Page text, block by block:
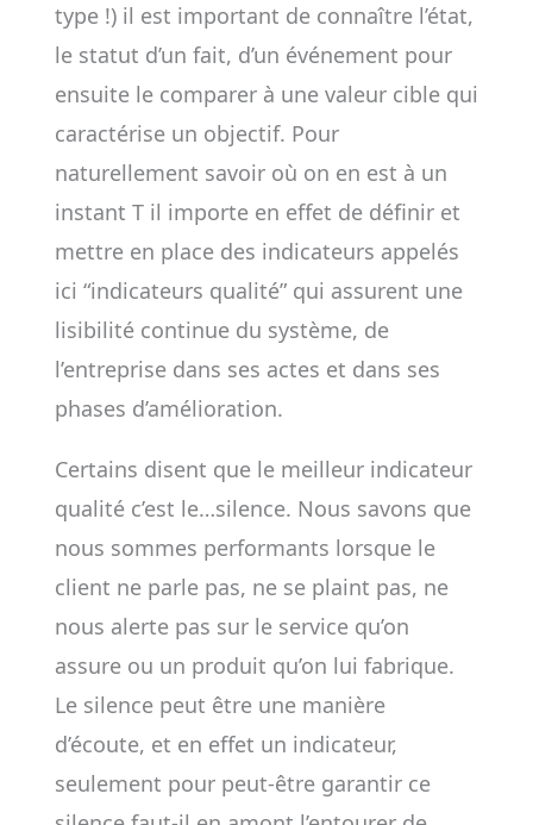
type !) il est important de connaître l’état,
le statut d’un fait, d’un événement pour
ensuite le comparer à une valeur cible qui
caractérise un objectif. Pour
naturellement savoir où on en est à un
instant T il importe en effet de définir et
mettre en place des indicateurs appelés
ici “indicateurs qualité” qui assurent une
lisibilité continue du système, de
l’entreprise dans ses actes et dans ses
phases d’amélioration.
Certains disent que le meilleur indicateur
qualité c’est le…silence. Nous savons que
nous sommes performants lorsque le
client ne parle pas, ne se plaint pas, ne
nous alerte pas sur le service qu’on
assure ou un produit qu’on lui fabrique.
Le silence peut être une manière
d’écoute, et en effet un indicateur,
seulement pour peut-être garantir ce